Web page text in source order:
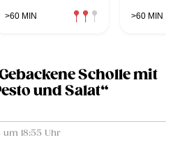
>60 MIN >60 MIN
Scholle mit
und Salat“
um 18:55 Uhr